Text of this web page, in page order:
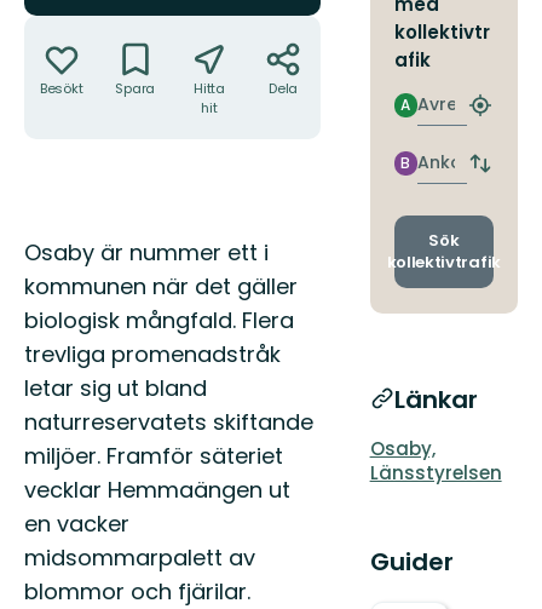
Besökt Spara
Hitta
hit
Dela
Beskrivning
Osaby är nummer ett i
kommunen när det gäller
biologisk mångfald. Flera
trevliga promenadstråk
letar sig ut bland
naturreservatets skiftande
miljöer. Framför säteriet
vecklar Hemmaängen ut
en vacker
midsommarpalett av
blommor och fjärilar.
kollektivtr
afik
Avresa
A
Hitta
Ankomst
B
Byt
och
Sök
kollektivtrafik
Länkar
Osaby,
Länsstyrelsen
Guider